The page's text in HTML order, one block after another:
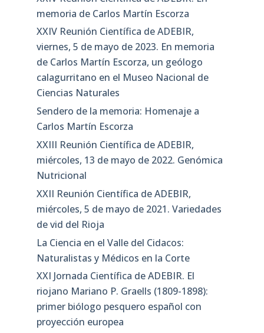
memoria de Carlos Martín Escorza
XXIV Reunión Científica de ADEBIR,
viernes, 5 de mayo de 2023. En memoria
de Carlos Martín Escorza, un geólogo
calagurritano en el Museo Nacional de
Ciencias Naturales
Sendero de la memoria: Homenaje a
Carlos Martín Escorza
XXIII Reunión Científica de ADEBIR,
miércoles, 13 de mayo de 2022. Genómica
Nutricional
XXII Reunión Científica de ADEBIR,
miércoles, 5 de mayo de 2021. Variedades
de vid del Rioja
La Ciencia en el Valle del Cidacos:
Naturalistas y Médicos en la Corte
XXI Jornada Científica de ADEBIR. El
riojano Mariano P. Graells (1809-1898):
primer biólogo pesquero español con
proyección europea